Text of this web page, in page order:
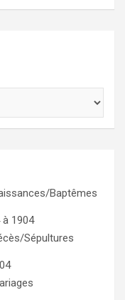
Baptêmes
1904
Sépultures